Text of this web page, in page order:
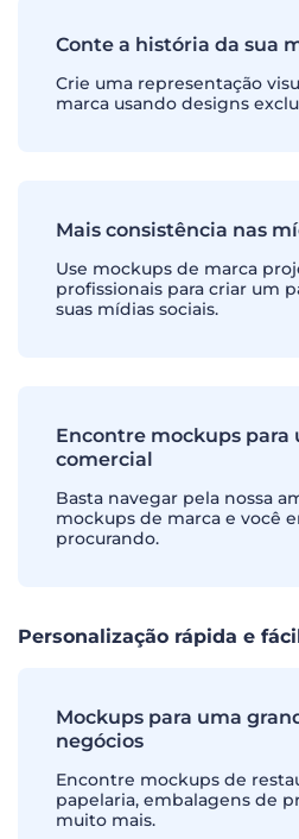
Conte a história da sua
Crie uma representação
marca usando designs
Mais consistência nas
Use mockups de marca
profissionais para criar um
suas mídias sociais.
Encontre mockups para
comercial
Basta navegar pela nossa
mockups de marca e você
procurando.
Personalização rápida e
Mockups para uma
negócios
Encontre mockups de
papelaria, embalagens de
muito mais.